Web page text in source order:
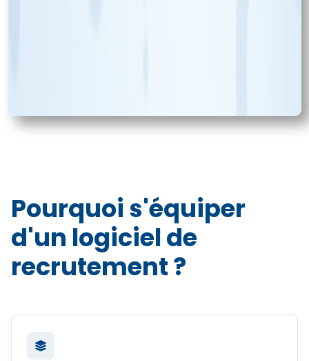
Pourquoi s'équiper
d'un logiciel de
recrutement ?